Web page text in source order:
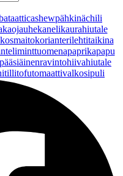
cashewpähkinächili
kanelikaurahiutale
korianterilehtitaikina
minttuomenapaprikapapu
pääsiäinenravintohiivahiutale
tillitofutomaattivalkosipuli